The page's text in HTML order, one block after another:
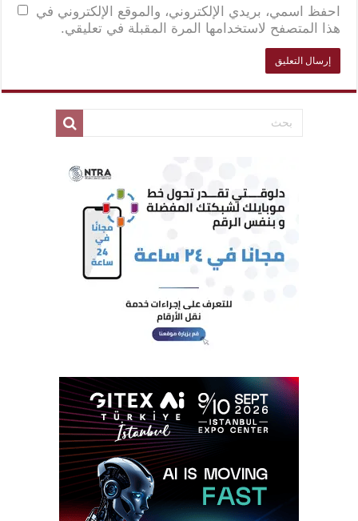
احفظ اسمي، بريدي الإلكتروني، والموقع الإلكتروني في
هذا المتصفح لاستخدامها المرة المقبلة في تعليقي.